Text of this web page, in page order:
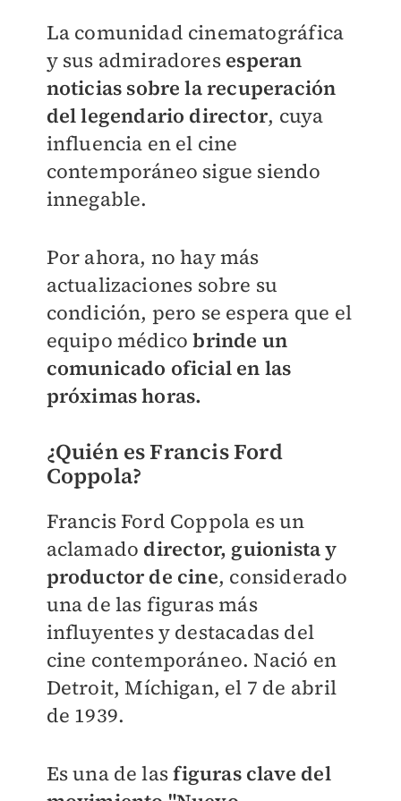
La comunidad cinematográfica
y sus admiradores esperan
noticias sobre la recuperación
del legendario director, cuya
influencia en el cine
contemporáneo sigue siendo
innegable.
Por ahora, no hay más
actualizaciones sobre su
condición, pero se espera que el
equipo médicobrinde un
comunicado oficial en las
próximas horas.
¿Quién es Francis Ford
Coppola?
Francis Ford Coppola es un
aclamado director, guionista y
productor de cine, considerado
una de las figuras más
influyentes y destacadas del
cine contemporáneo. Nació en
Detroit, Míchigan, el 7 de abril
de 1939.
Es una de lasfiguras clave del